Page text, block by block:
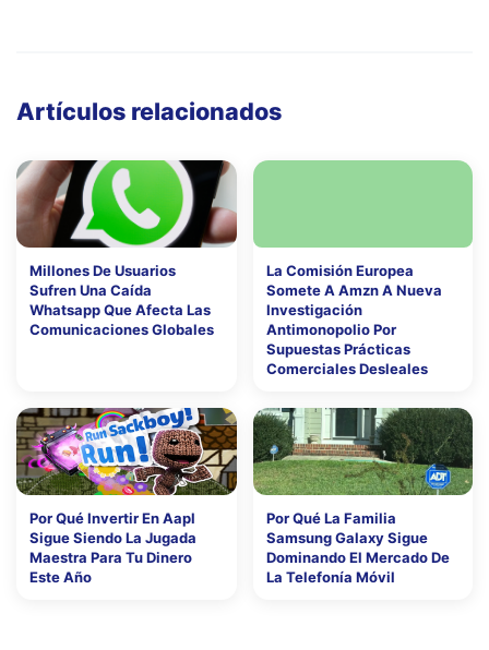
Artículos relacionados
Millones De Usuarios
Sufren Una Caída
Whatsapp Que Afecta Las
Comunicaciones Globales
La Comisión Europea
Somete A Amzn A Nueva
Investigación
Antimonopolio Por
Supuestas Prácticas
Comerciales Desleales
Por Qué Invertir En Aapl
Sigue Siendo La Jugada
Maestra Para Tu Dinero
Este Año
Por Qué La Familia
Samsung Galaxy Sigue
Dominando El Mercado De
La Telefonía Móvil